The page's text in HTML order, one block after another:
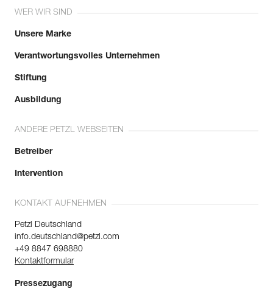
WER WIR SIND
Unsere Marke
Verantwortungsvolles Unternehmen
Stiftung
Ausbildung
ANDERE PETZL WEBSEITEN
Betreiber
Intervention
KONTAKT AUFNEHMEN
Petzl Deutschland
info.deutschland@petzl.com
+49 8847 698880
Kontaktformular
Pressezugang